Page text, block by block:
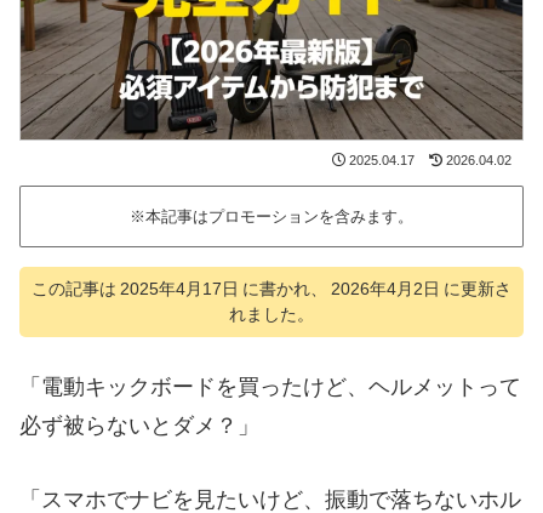
2025.04.17 2026.04.02
※本記事はプロモーションを含みます。
この記事は 2025年4月17日 に書かれ、 2026年4月2日 に更新さ
れました。
「電動キックボードを買ったけど、ヘルメットって
必ず被らないとダメ？」
「スマホでナビを見たいけど、振動で落ちないホル